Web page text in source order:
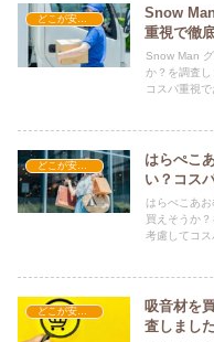
Snow
重視で徹
Snow Man
か？を調査
コスパ重視で
はらぺこ
い？コス
はらぺこあ
買えそうか
考慮してコス
どこが安い？-雑貨
吸音材を
査しました